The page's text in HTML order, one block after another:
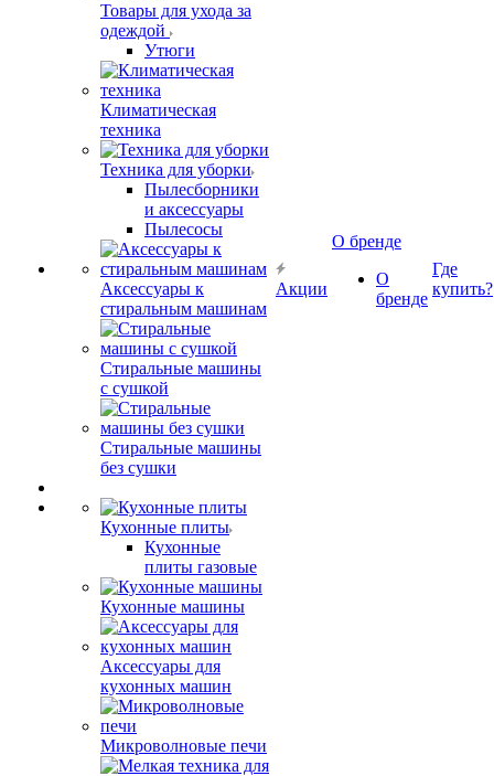
Товары для ухода за
одеждой
Утюги
Климатическая
техника
Техника для уборки
Пылесборники
и аксессуары
Пылесосы
Аксессуары к
стиральным машинам
Стиральные машины
с сушкой
Стиральные машины
без сушки
Кухонные плиты
Кухонные
плиты газовые
Кухонные машины
Аксессуары для
кухонных машин
Микроволновые печи
Акции
О бренде
О
бренде
Где
купить?